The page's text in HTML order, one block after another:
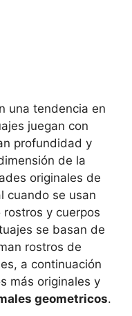
una tendencia en
juegan con
profundidad y
de la
originales de
cuando se usan
y cuerpos
se basan de
rostros de
a continuación
más originales y
geometricos.